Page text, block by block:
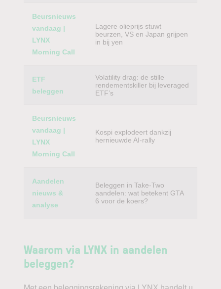
Beursnieuws
vandaag |
LYNX
Morning Call
Lagere olieprijs stuwt
beurzen, VS en Japan grijpen
in bij yen
ETF
beleggen
Volatility drag: de stille
rendementskiller bij leveraged
ETF’s
Beursnieuws
vandaag |
LYNX
Morning Call
Kospi explodeert dankzij
hernieuwde AI-rally
Aandelen
nieuws &
analyse
Beleggen in Take-Two
aandelen: wat betekent GTA
6 voor de koers?
Waarom via LYNX in aandelen
beleggen?